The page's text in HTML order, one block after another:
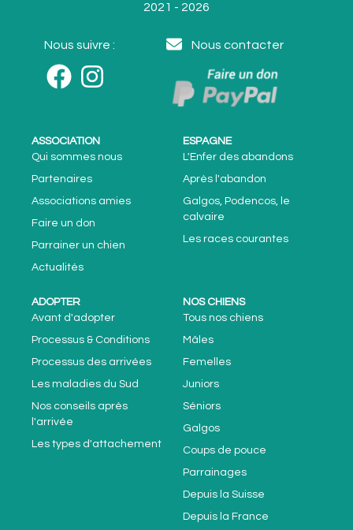
2021 - 2026
Nous suivre : Nous contacter
ASSOCIATION
Qui sommes nous
Partenaires
Associations amies
Faire un don
Parrainer un chien
Actualités
ESPAGNE
L'Enfer des abandons
Après l'abandon
Galgos, Podencos, le
calvaire
Les races courantes
ADOPTER
Avant d'adopter
Processus & Conditions
Processus des arrivées
Les maladies du Sud
Nos conseils après
l'arrivée
Les types d'attachement
NOS CHIENS
Tous nos chiens
Mâles
Femelles
Juniors
Séniors
Galgos
Coups de pouce
Parrainages
Depuis la Suisse
Depuis la France